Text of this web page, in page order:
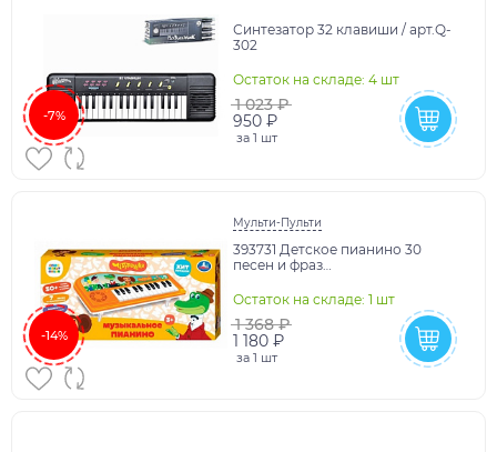
-7%
Синтезатор 32 клавиши / арт.Q-
302
Остаток на складе: 4 шт
1 023 ₽
950 ₽
за 1 шт
-14%
Мульти-Пульти
393731 Детское пианино 30
песен и фраз
Умка в кор.2*36шт
Остаток на складе: 1 шт
1 368 ₽
1 180 ₽
за 1 шт